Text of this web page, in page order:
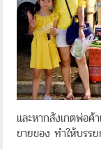
และหากสังเกตพ่อค้
ขายของ ทำให้บรร